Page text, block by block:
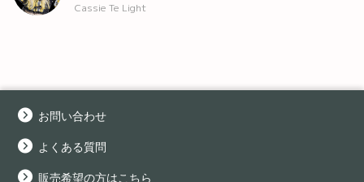
Cassie Te Light
お問い合わせ
よくある質問
販売希望の方はこちら